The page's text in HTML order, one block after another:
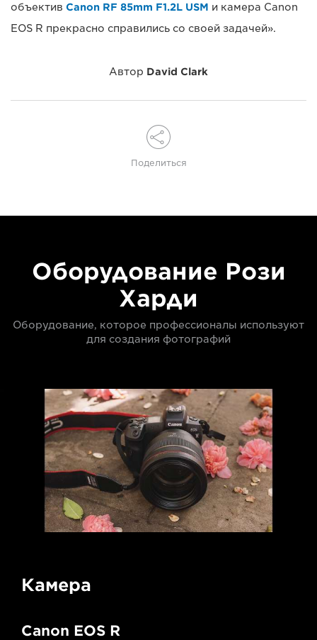
объектив Canon RF 85mm F1.2L USM и камера Canon
EOS R прекрасно справились со своей задачей».
Автор David Clark
Поделиться
Оборудование Рози
Харди
Оборудование, которое профессионалы используют
для создания фотографий
Камера
Canon EOS R